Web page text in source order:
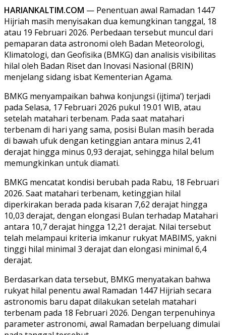
HARIANKALTIM.COM — Penentuan awal Ramadan 1447
Hijriah masih menyisakan dua kemungkinan tanggal, 18
atau 19 Februari 2026. Perbedaan tersebut muncul dari
pemaparan data astronomi oleh Badan Meteorologi,
Klimatologi, dan Geofisika (BMKG) dan analisis visibilitas
hilal oleh Badan Riset dan Inovasi Nasional (BRIN)
menjelang sidang isbat Kementerian Agama.
BMKG menyampaikan bahwa konjungsi (ijtima’) terjadi
pada Selasa, 17 Februari 2026 pukul 19.01 WIB, atau
setelah matahari terbenam. Pada saat matahari
terbenam di hari yang sama, posisi Bulan masih berada
di bawah ufuk dengan ketinggian antara minus 2,41
derajat hingga minus 0,93 derajat, sehingga hilal belum
memungkinkan untuk diamati.
BMKG mencatat kondisi berubah pada Rabu, 18 Februari
2026. Saat matahari terbenam, ketinggian hilal
diperkirakan berada pada kisaran 7,62 derajat hingga
10,03 derajat, dengan elongasi Bulan terhadap Matahari
antara 10,7 derajat hingga 12,21 derajat. Nilai tersebut
telah melampaui kriteria imkanur rukyat MABIMS, yakni
tinggi hilal minimal 3 derajat dan elongasi minimal 6,4
derajat.
Berdasarkan data tersebut, BMKG menyatakan bahwa
rukyat hilal penentu awal Ramadan 1447 Hijriah secara
astronomis baru dapat dilakukan setelah matahari
terbenam pada 18 Februari 2026. Dengan terpenuhinya
parameter astronomi, awal Ramadan berpeluang dimulai